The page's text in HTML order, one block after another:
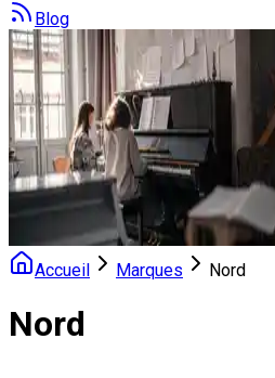
Blog
Accueil Marques Nord
Nord